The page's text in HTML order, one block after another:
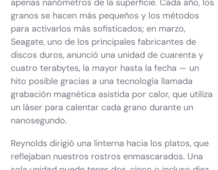
apenas nanómetros de la superficie. Cada año, los
granos se hacen más pequeños y los métodos
para activarlos más sofisticados; en marzo,
Seagate, uno de los principales fabricantes de
discos duros, anunció una unidad de cuarenta y
cuatro terabytes, la mayor hasta la fecha — un
hito posible gracias a una tecnología llamada
grabación magnética asistida por calor, que utiliza
un láser para calentar cada grano durante un
nanosegundo.
Reynolds dirigió una linterna hacia los platos, que
reflejaban nuestros rostros enmascarados. Una